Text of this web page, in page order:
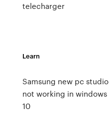
telecharger
Learn
Samsung new pc studio
not working in windows
10